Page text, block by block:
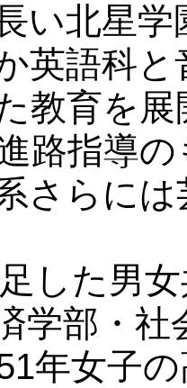
い北星
英語科
教育を
路指導
さらに
した男
学部・
年女子